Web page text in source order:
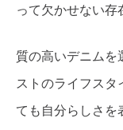
って欠かせない存
質の高いデニムを
ストのライフス
ても自分らしさを